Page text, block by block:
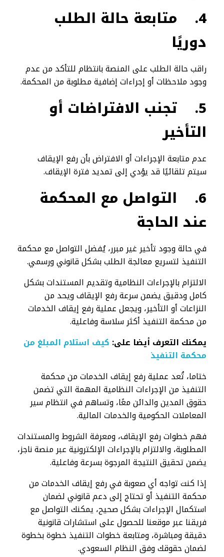
4.
متابعة حالة الطلب
دوريًا
راقب حالة الطلب على المنصة بانتظام للتأكد من عدم
وجود ملاحظات أو إجراءات إضافية مطلوبة من المحكمة.
5.
تجنب الافتراضات أو
التأخير
عدم متابعة الإجراءات أو الافتراض بأن رفع الإيقاف
سيتم تلقائيًا قد يؤدي إلى تمديد فترة الإيقاف.
6.
التواصل مع المحكمة
عند الحاجة
في حالة وجود تأخير غير مبرر، يُفضل التواصل مع محكمة
التنفيذ لتسريع معالجة الطلب بشكل قانوني ورسمي.
الالتزام بالإجراءات النظامية وتقديم المستندات بشكل
كامل ودقيق يضمن سرعة رفع الإيقاف ويحد من
النزاعات أو التأخير، ويجعل عملية رفع إيقاف الخدمات
من محكمة التنفيذ أكثر سلاسة وفاعلية.
يمكنك التعرف أيضا على: كيف استلام المبلغ من
محكمة التنفيذ
ختاما، تُعد عملية رفع إيقاف الخدمات من محكمة
التنفيذ من الإجراءات النظامية المهمة التي تضمن
حقوق المدين والدائن معًا، وتساهم في انتظام سير
المعاملات الحكومية والخدمات المالية.
فهم خطوات رفع الإيقاف، ومعرفة الشروط والمستندات
المطلوبة، والالتزام بالإجراءات الإلكترونية عبر منصة ناجز،
يضمن تحقيق النتيجة المرجوة بسرعة وفاعلية.
إذا كنت تواجه أي صعوبة في رفع إيقاف الخدمات من
محكمة التنفيذ أو تحتاج إلى دعم قانوني لضمان
استكمال الإجراءات بشكل صحيح، يمكنك التواصل مع
فريقنا عبر موقعنا للحصول على استشارات قانونية
دقيقة ومباشرة، ومتابعة خطوات التنفيذ خطوة بخطوة
لضمان حقوقك وفق النظام السعودي.